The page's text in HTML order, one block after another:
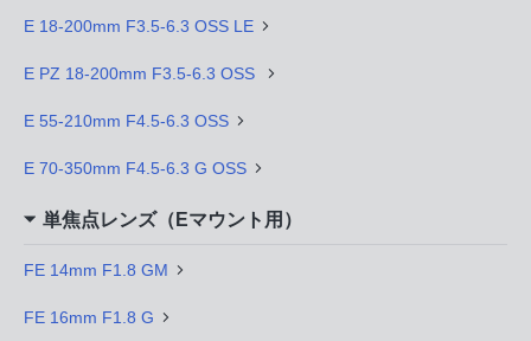
E 18-200mm F3.5-6.3 OSS LE
E PZ 18-200mm F3.5-6.3 OSS
E 55-210mm F4.5-6.3 OSS
E 70-350mm F4.5-6.3 G OSS
単焦点レンズ（Eマウント用）
FE 14mm F1.8 GM
FE 16mm F1.8 G